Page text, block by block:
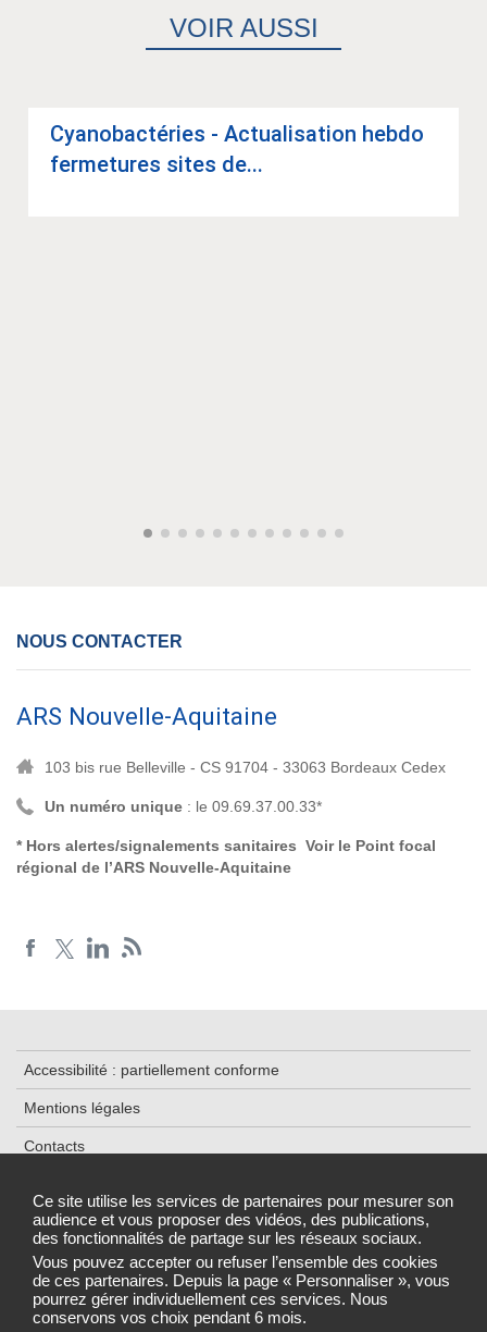
Ce site utilise les services de partenaires pour mesurer son
audience et vous proposer des vidéos, des publications,
des fonctionnalités de partage sur les réseaux sociaux.
Vous pouvez accepter ou refuser l’ensemble des cookies
de ces partenaires. Depuis la page « Personnaliser », vous
pourrez gérer individuellement ces services. Nous
conservons vos choix pendant 6 mois.
VOIR AUSSI
Cya­no­bac­té­ries - Actua­li­sa­tion hebdo
fer­me­tures sites de...
NOUS CONTACTER
ARS Nouvelle-Aquitaine
103 bis rue Belleville - CS 91704 - 33063 Bordeaux Cedex
Un numéro unique : le 09.69.37.00.33*
* Hors alertes/signalements sanitaires Voir le Point focal
régional de l’ARS Nouvelle-Aquitaine
Accessibilité : partiellement conforme
Mentions légales
Contacts
Données personnelles et cookies
Gestion des cookies